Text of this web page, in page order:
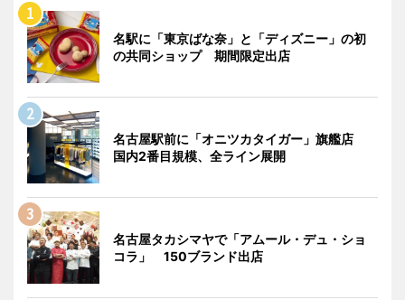
名駅に「東京ばな奈」と「ディズニー」の初
の共同ショップ 期間限定出店
名古屋駅前に「オニツカタイガー」旗艦店
国内2番目規模、全ライン展開
名古屋タカシマヤで「アムール・デュ・ショ
コラ」 150ブランド出店